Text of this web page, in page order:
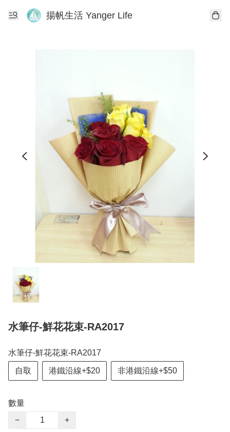
揚帆生活 Yanger Life
水筆仔-鮮花花束-RA2017
水筆仔-鮮花花束-RA2017
自取 港鐵沿線+$20 非港鐵沿線+$50
數量
−
+